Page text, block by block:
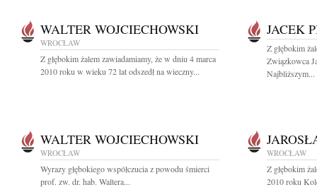
WALTER WOJCIECHOWSKI
WROCŁAW
Z głębokim żalem zawiadamiamy, że w dniu 4 marca
2010 roku w wieku 72 lat odszedł na wieczny...
JACEK
Z głębokim
Związkowca
Najbliższym...
WALTER WOJCIECHOWSKI
WROCŁAW
Wyrazy głębokiego współczucia z powodu śmierci
prof. zw. dr. hab. Waltera...
WROCŁAW
Z głębokim
2010 roku